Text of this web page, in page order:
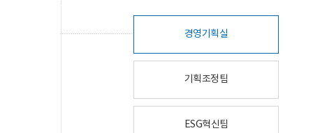
경영기획실
기획조정팀
ESG혁신팀